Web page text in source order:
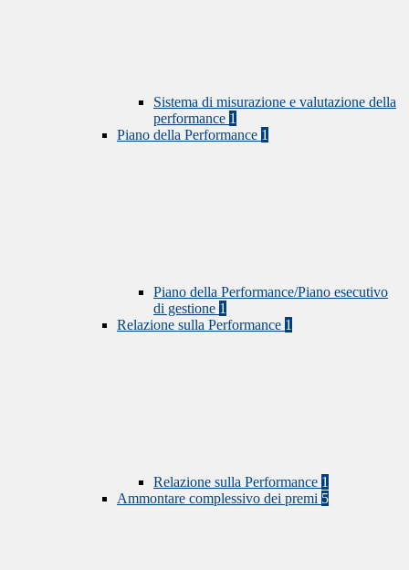
Sistema di misurazione e valutazione della
performance 1
Piano della Performance 1
Piano della Performance/Piano esecutivo
di gestione 1
Relazione sulla Performance 1
Relazione sulla Performance 1
Ammontare complessivo dei premi 5